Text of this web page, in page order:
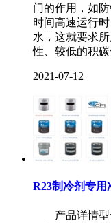
门的作用，如
时间高速运行
水，这就要求
性、较低的积碳
2021-07-12
R23制冷剂专用
产品详情型